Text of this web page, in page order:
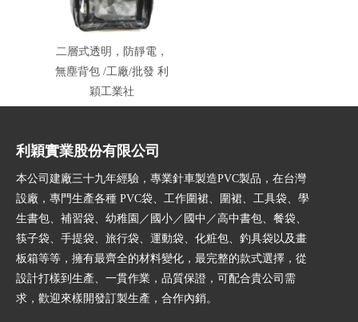
二層式透明，防靜電，
無塵背包 /工廠/批發 利
穎工業社
利穎實業股份有限公司
本公司建廠三十九年經驗，專業針車製造PVC製品，在台灣
設廠，專門生產各種 PVC袋、工作圍裙、圍裙、工具袋、學
生書包、補習袋、幼稚園／國小／國中／高中書包、餐袋、
筷子袋、手提袋、旅行袋、運動袋、化粧包、釣具袋以及畫
板箱等等，擁有最齊全的材料變化，最完整的款式選擇，從
設計打樣到生產、一貫作業，品質保證，可配合貴公司需
求，歡迎來樣開發訂製生產，合作內銷。